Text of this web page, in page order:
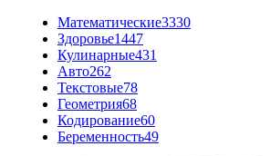
Математические3330
Здоровье1447
Кулинарные431
Авто262
Текстовые78
Геометрия68
Кодирование60
Беременность49